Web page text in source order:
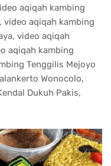
aqiqah kambing
video aqiqah kambing
video aqiqah
aqiqah kambing
Tenggilis Mejoyo
Wonocolo,
Dukuh Pakis,